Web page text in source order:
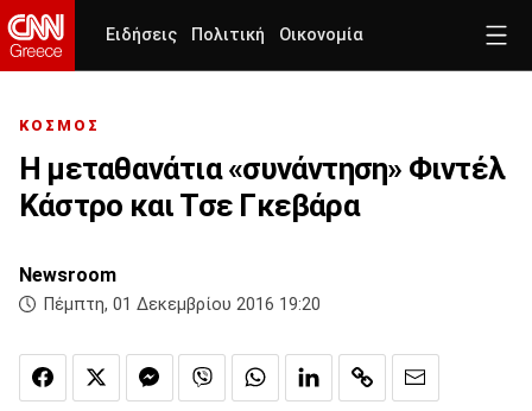
Ειδήσεις Πολιτική Οικονομία
ΚΟΣΜΟΣ
Η μεταθανάτια «συνάντηση» Φιντέλ
Κάστρο και Τσε Γκεβάρα
Newsroom
Πέμπτη, 01 Δεκεμβρίου 2016 19:20